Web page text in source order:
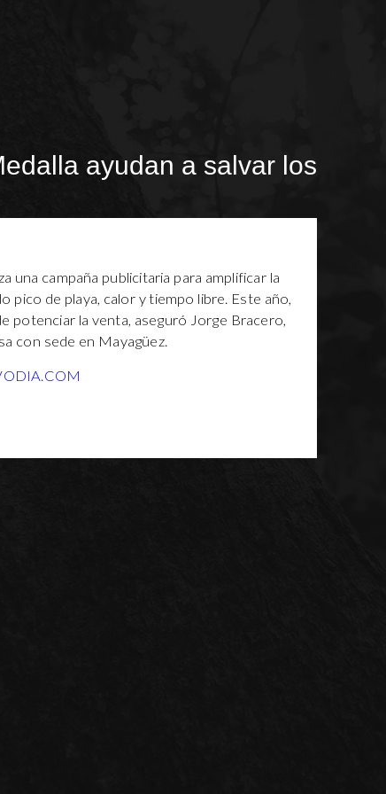
ayudan a salvar los
una campaña publicitaria para amplificar la
pico de playa, calor y tiempo libre. Este año,
potenciar la venta, aseguró Jorge Bracero,
con sede en Mayagüez.